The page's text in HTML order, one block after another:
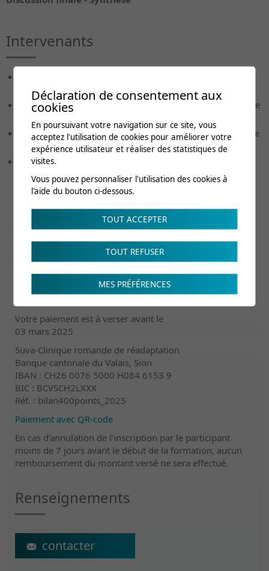
Intervenants
réadaptation de l'appareil locomoteur | CRR
Mme Marlène Foli
, Ergothérapeute chef-adjointe, Service
Mme Sarah Huber, Ergothérapeute, Service Ergothérapie
| CRR
Dr Jérôme Tirefort
réadaptation de l'appareil locomoteur | CRR
Frais de cours
Votre paiement est à verser avant le
03 mars 2025
Suva-Clinique romande de réadaptation
Banque cantonale du Valais, Sion
IBAN : CH26 0076 5000 H084 6153 9
BIC : BCVSCH2LXXX
Réf. : bilan400points_2025
Paiement avec QR-code
En cas d’annulation de l’inscription par le participant
moins de 7 jours avant le début de la formation, aucun
remboursement du montant versé ne sera effectué.
Renseignements
ecs@crr-suva.ch
Déclaration de consentement aux
cookies
En poursuivant votre navigation sur ce site, vous
acceptez l'utilisation de cookies pour améliorer votre
expérience utilisateur et réaliser des statistiques de
visites.
Vous pouvez personnaliser l'utilisation des cookies à
l'aide du bouton ci-dessous.
TOUT ACCEPTER
TOUT REFUSER
MES PRÉFÉRENCES